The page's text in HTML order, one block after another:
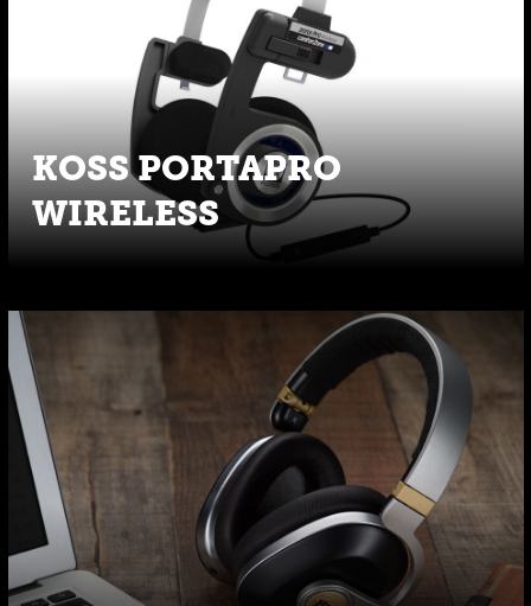
KOSS PORTAPRO
WIRELESS